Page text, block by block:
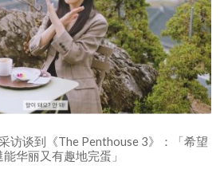
访谈到《The Penthouse 3》：「希望
华丽又有趣地完蛋」